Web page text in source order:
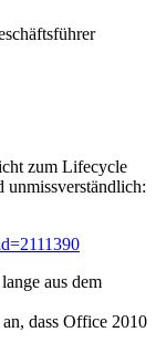
zum Lifecycle
unmissverständlich:
aus dem
dass Office 2010